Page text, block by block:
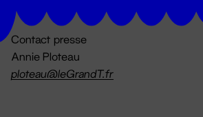
Contact presse
Annie Ploteau
ploteau@leGrandT.fr